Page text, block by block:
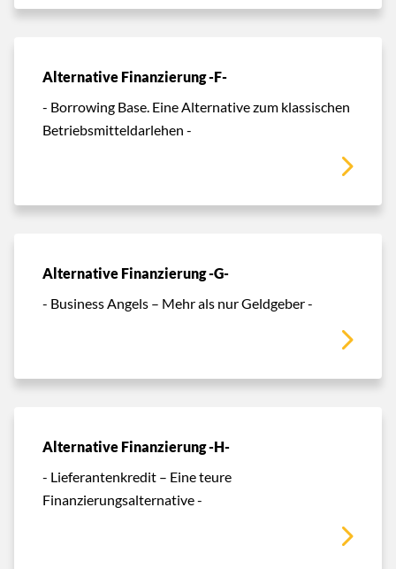
Alternative Finanzierung -F-
- Borrowing Base. Eine Alternative zum klassischen
Betriebsmitteldarlehen -
Alternative Finanzierung -G-
- Business Angels – Mehr als nur Geldgeber -
Alternative Finanzierung -H-
- Lieferantenkredit – Eine teure
Finanzierungsalternative -